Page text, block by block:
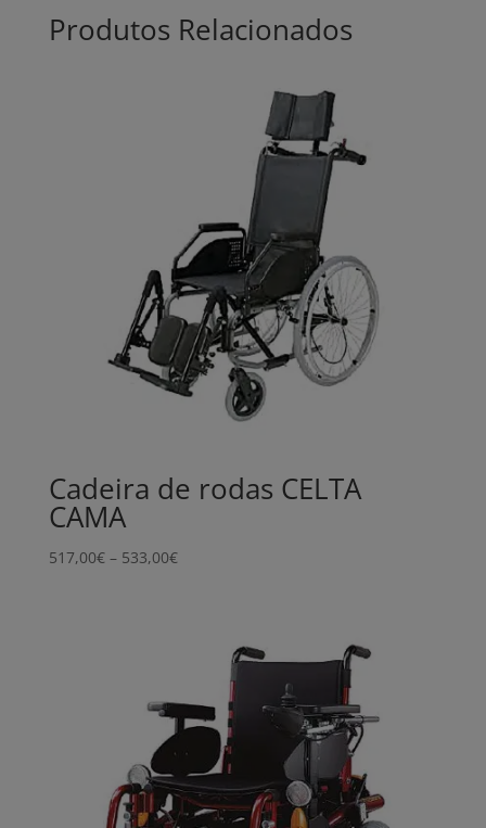
Produtos Relacionados
Cadeira de rodas CELTA
CAMA
517,00€ – 533,00€Price
533,00€